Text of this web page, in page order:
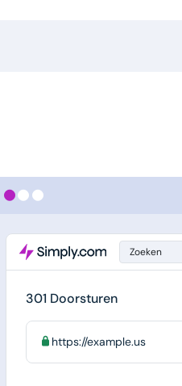
Zoeken
301 Doorsturen
https://example.us